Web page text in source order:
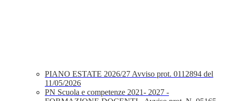
PIANO ESTATE 2026/27 Avviso prot. 0112894 del
11/05/2026
PN Scuola e competenze 2021- 2027 -